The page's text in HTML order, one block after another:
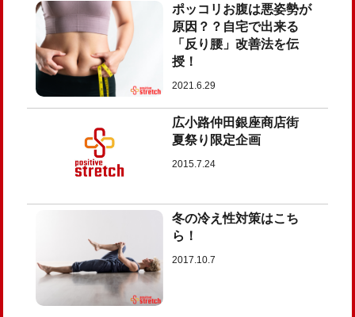
ポッコリお腹は悪姿勢が
原因？？自宅で出来る
「反り腰」改善法を伝
授！
2021.6.29
広小路仲田銀座商店街
夏祭り限定企画
2015.7.24
冬の冷え性対策はこち
ら！
2017.10.7